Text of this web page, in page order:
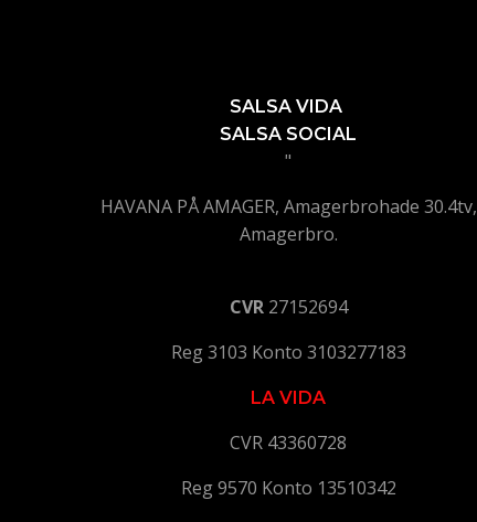
SALSA VIDA
SALSA SOCIAL
"
HAVANA PÅ AMAGER, Amagerbrohade 30.4tv,
Amagerbro.
CVR 27152694
Reg 3103 Konto 3103277183
LA VIDA
CVR 43360728
Reg 9570 Konto 13510342